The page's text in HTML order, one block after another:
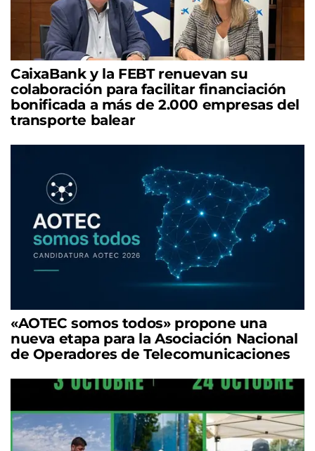
CaixaBank y la FEBT renuevan su
colaboración para facilitar financiación
bonificada a más de 2.000 empresas del
transporte balear
«AOTEC somos todos» propone una
nueva etapa para la Asociación Nacional
de Operadores de Telecomunicaciones